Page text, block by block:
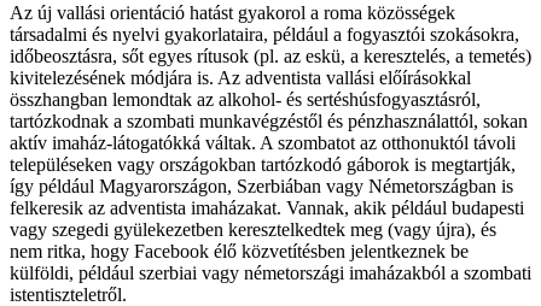
Az új vallási orientáció hatást gyakorol a roma közösségek
társadalmi és nyelvi gyakorlataira, például a fogyasztói szokásokra,
időbeosztásra, sőt egyes rítusok (pl. az eskü, a keresztelés, a temetés)
kivitelezésének módjára is. Az adventista vallási előírásokkal
összhangban lemondtak az alkohol- és sertéshúsfogyasztásról,
tartózkodnak a szombati munkavégzéstől és pénzhasználattól, sokan
aktív imaház-látogatókká váltak. A szombatot az otthonuktól távoli
településeken vagy országokban tartózkodó gáborok is megtartják,
így például Magyarországon, Szerbiában vagy Németországban is
felkeresik az adventista imaházakat. Vannak, akik például budapesti
vagy szegedi gyülekezetben keresztelkedtek meg (vagy újra), és
nem ritka, hogy Facebook élő közvetítésben jelentkeznek be
külföldi, például szerbiai vagy németországi imaházakból a szombati
istentiszteletről.